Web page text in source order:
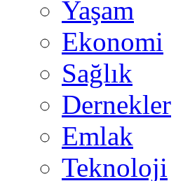
Yaşam
Ekonomi
Sağlık
Dernekler
Emlak
Teknoloji